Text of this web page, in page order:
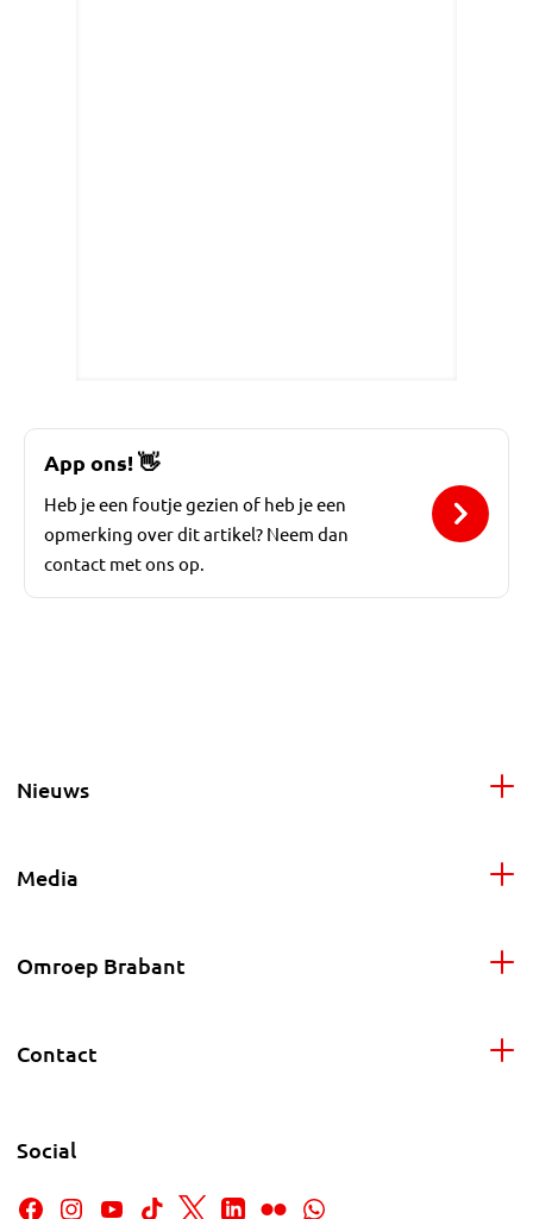
App ons!👋
Heb je een foutje gezien of heb je een
opmerking over dit artikel? Neem dan
contact met ons op.
Nieuws
Media
Omroep Brabant
Contact
Social